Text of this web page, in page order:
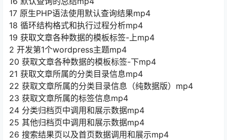
17 原生PHP语法使用默认查询结果mp4
18 循环结构格式和执行过程分析mp4
19 获取文章各种数据的模板标签-上mp4
2 开发第1个wordpress主题mp4
20 获取文章各种数据的模板标签-下mp4
21 获取文章所属的分类目录信息mp4
22 获取文章所属的分类目录信息（纯数据版）mp4
23 获取文章所属的标签信息mp4
24 分类归档页中调用和展示数据mp4
25 其他归档页中调用和展示数据mp4
26 搜索结果页以及首页数据调用和展示mp4